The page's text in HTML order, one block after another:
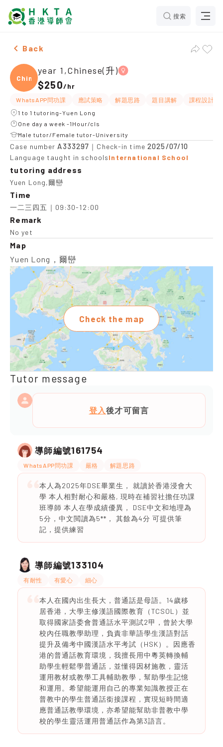
搜索
Female year 1,Chinese(升)，Yuen Long Tuition
Back
Chine
year 1,Chinese(升)
$250/hr
WhatsAPP問功課 應試策略 解題思路 題目講解
課程設計
1 to 1 tutoring-Yuen Long
One day a week -1Hour/cls
Male tutor/Female tutor-University
Case number A333297 ｜Check-in time2025/07/10
Language taught in schoolsInternational School
tutoring address
Yuen Long,爾巒
Time
一二三四五｜09:30-12:00
Remark
No yet
Map
Yuen Long，爾巒
Check the map
Tutor message
登入後才可留言
導師編號161754
WhatsAPP問功課 嚴格 解題思路
本人為2025年DSE畢業生， 就讀於香港浸會大
學 本人相對耐心和嚴格, 現時在補習社擔任功課
班導師 本人在學成績優異， DSE中文和地理為
5分，中文閲讀為5**， 其餘為4分 可提供筆
記，提供練習
導師編號133104
有耐性 有愛心 細心
本人在國內出生長大，普通話是母語。14歲移
居香港，大學主修漢語國際教育（TCSOL）並
取得國家語委會普通話水平測試2甲，曾於大學
校內任職教學助理，負責非華語學生漢語對話
提升及備考中國漢語水平考試（HSK）。因應香
港的普通話教育環境，我擅長用中粵英轉換輔
助學生輕鬆學普通話，並懂得因材施教，靈活
運用教材或教學工具輔助教學，幫助學生記憶
和運用。希望能運用自己的專業知識教授正在
普教中的學生普通話銜接課程，實現短時間適
應普通話教學環境，亦希望能幫助非普教中學
校的學生靈活運用普通話作為第3語言。